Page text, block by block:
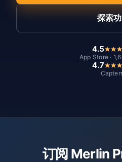
探索
4.5
App Store ·
4.7
订阅 Merlin